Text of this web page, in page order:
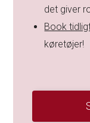
det giver
Book
køretøjer!